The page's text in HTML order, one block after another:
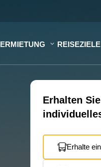
REISEZIELE
Erhalten
Erhalte